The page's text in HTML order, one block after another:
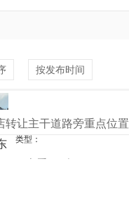
按发布时间
转让主干道路旁重点位置
类型：